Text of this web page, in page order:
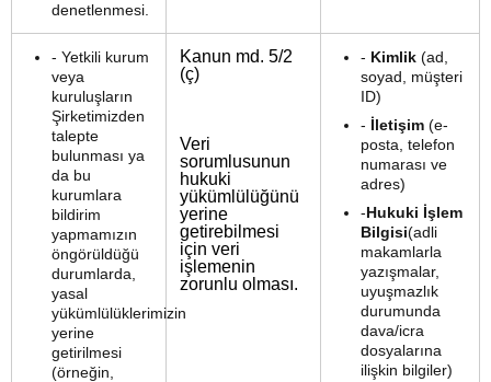
denetlenmesi.
- Yetkili kurum
veya
kuruluşların
Şirketimizden
talepte
bulunması ya
da bu
kurumlara
bildirim
yapmamızın
öngörüldüğü
durumlarda,
yasal
yükümlülüklerimizin
yerine
getirilmesi
(örneğin,
Kanun md. 5/2
(ç)
Veri
sorumlusunun
hukuki
yükümlülüğünü
yerine
getirebilmesi
için veri
işlemenin
zorunlu olması.
- Kimlik (ad,
soyad, müşteri
ID)
- İletişim (e-
posta, telefon
numarası ve
adres)
-Hukuki İşlem
Bilgisi(adli
makamlarla
yazışmalar,
uyuşmazlık
durumunda
dava/icra
dosyalarına
ilişkin bilgiler)